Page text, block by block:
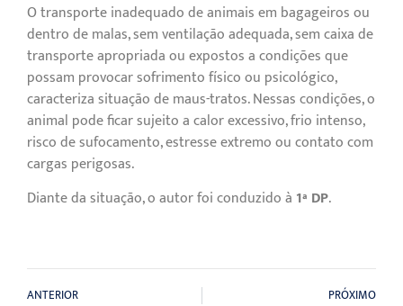
O transporte inadequado de animais em bagageiros ou
dentro de malas, sem ventilação adequada, sem caixa de
transporte apropriada ou expostos a condições que
possam provocar sofrimento físico ou psicológico,
caracteriza situação de maus-tratos. Nessas condições, o
animal pode ficar sujeito a calor excessivo, frio intenso,
risco de sufocamento, estresse extremo ou contato com
cargas perigosas.
Diante da situação, o autor foi conduzido à 1ª DP.
ANTERIOR PRÓXIMO